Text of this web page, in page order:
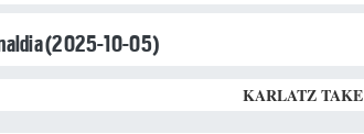
(2025-10-05)
KARLATZ TAKE